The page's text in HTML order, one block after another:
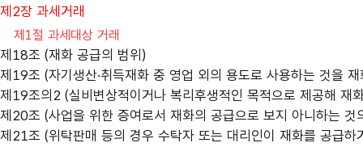
제2장 과세거래
제1절 과세대상 거래
제18조 (재화 공급의 범위)
제19조 (자기생산·취득재화 중 영업 외의 용도로 사용하는 것을
제19조의2 (실비변상적이거나 복리후생적인 목적으로 제공해 재
제20조 (사업을 위한 증여로서 재화의 공급으로 보지 아니하는 것
제21조 (위탁판매 등의 경우 수탁자 또는 대리인이 재화를 공급하